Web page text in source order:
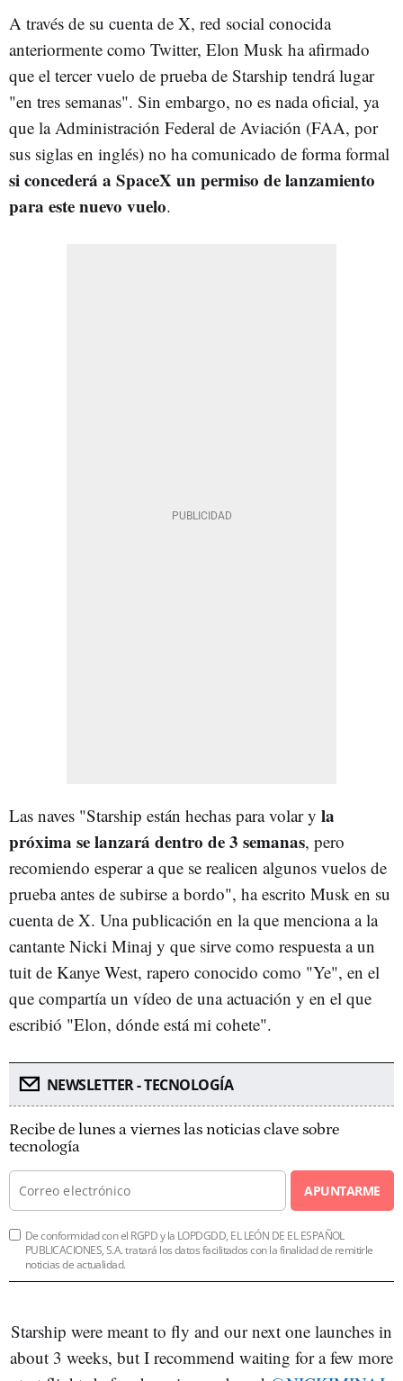
A través de su cuenta de X, red social conocida
anteriormente como Twitter, Elon Musk ha afirmado
que el tercer vuelo de prueba de Starship tendrá lugar
"en tres semanas". Sin embargo, no es nada oficial, ya
que la Administración Federal de Aviación (FAA, por
sus siglas en inglés) no ha comunicado de forma formal
si concederá a SpaceX un permiso de lanzamiento
para este nuevo vuelo.
Las naves "Starship están hechas para volar y la
próxima se lanzará dentro de 3 semanas, pero
recomiendo esperar a que se realicen algunos vuelos de
prueba antes de subirse a bordo", ha escrito Musk en su
cuenta de X. Una publicación en la que menciona a la
cantante Nicki Minaj y que sirve como respuesta a un
tuit de Kanye West, rapero conocido como "Ye", en el
que compartía un vídeo de una actuación y en el que
escribió "Elon, dónde está mi cohete".
NEWSLETTER - TECNOLOGÍA
Recibe de lunes a viernes las noticias clave sobre
tecnología
APUNTARME
De conformidad con el RGPD y la LOPDGDD, EL LEÓN DE EL ESPAÑOL
PUBLICACIONES, S.A. tratará los datos facilitados con la finalidad de remitirle
noticias de actualidad.
Starship were meant to fly and our next one launches in
about 3 weeks, but I recommend waiting for a few more